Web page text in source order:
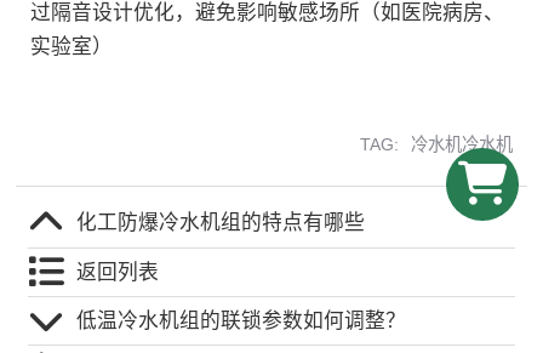
过隔音设计优化，避免影响敏感场所（如医院病房、
实验室）‌
TAG: 冷水机冷水机
化工防爆冷水机组的特点有哪些
返回列表
低温冷水机组的联锁参数如何调整？